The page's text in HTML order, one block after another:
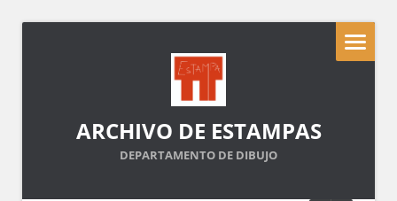
ARCHIVO DE ESTAMPAS
DEPARTAMENTO DE DIBUJO